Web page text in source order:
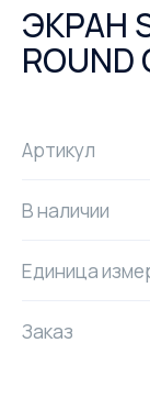
ЭКРАН
Артикул
В наличии
Единица
Заказ